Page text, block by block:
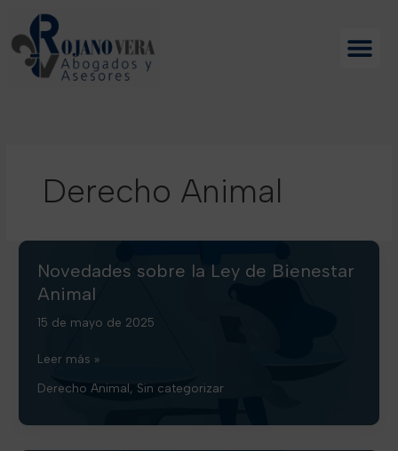
contenido
Derecho Animal
Novedades sobre la Ley de Bienestar
Animal
15 de mayo de 2025
Novedades
la
Leer más »
Derecho Animal, Sin categorizar